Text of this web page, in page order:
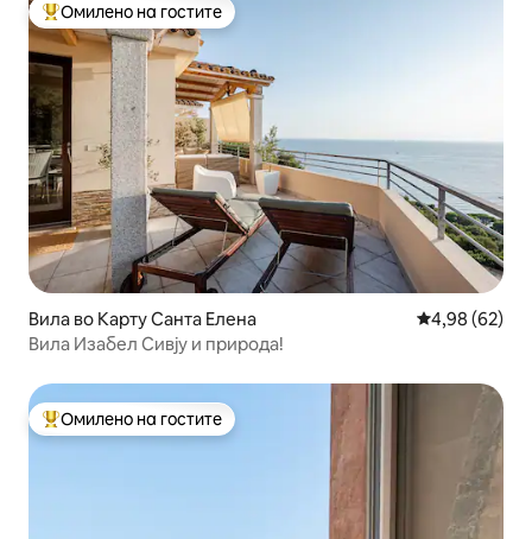
Меѓу најуспешните „Омилени на гостите“
Омилено на гостите
Вила во Карту Санта Елена Просечна
4,98 (62)
Вила Изабел Сивју и природа!
Меѓу најуспешните „Омилени на гостите“
Омилено на гостите